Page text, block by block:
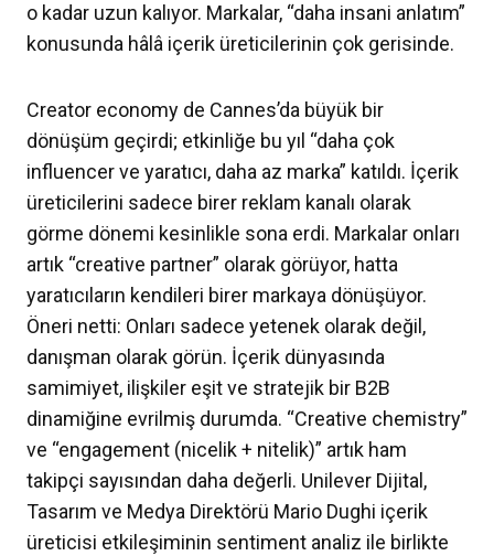
o kadar uzun kalıyor. Markalar, “daha insani anlatım”
konusunda hâlâ içerik üreticilerinin çok gerisinde.
Creator economy de Cannes’da büyük bir
dönüşüm geçirdi; etkinliğe bu yıl “daha çok
influencer ve yaratıcı, daha az marka” katıldı. İçerik
üreticilerini sadece birer reklam kanalı olarak
görme dönemi kesinlikle sona erdi. Markalar onları
artık “creative partner” olarak görüyor, hatta
yaratıcıların kendileri birer markaya dönüşüyor.
Öneri netti: Onları sadece yetenek olarak değil,
danışman olarak görün. İçerik dünyasında
samimiyet, ilişkiler eşit ve stratejik bir B2B
dinamiğine evrilmiş durumda. “Creative chemistry”
ve “engagement (nicelik + nitelik)” artık ham
takipçi sayısından daha değerli. Unilever Dijital,
Tasarım ve Medya Direktörü Mario Dughi içerik
üreticisi etkileşiminin sentiment analiz ile birlikte